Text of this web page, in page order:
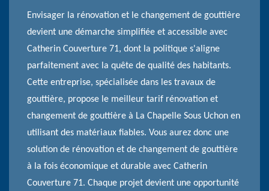
Envisager la rénovation et le changement de gouttière
devient une démarche simplifiée et accessible avec
Catherin Couverture 71, dont la politique s'aligne
parfaitement avec la quête de qualité des habitants.
Cette entreprise, spécialisée dans les travaux de
gouttière, propose le meilleur tarif rénovation et
changement de gouttière à La Chapelle Sous Uchon en
utilisant des matériaux fiables. Vous aurez donc une
solution de rénovation et de changement de gouttière
à la fois économique et durable avec Catherin
Couverture 71. Chaque projet devient une opportunité